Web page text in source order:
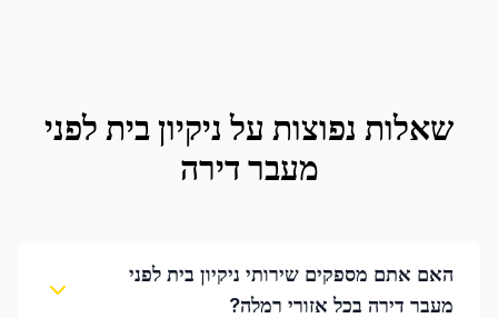
שאלות נפוצות על ניקיון בית לפני
מעבר דירה
האם אתם מספקים שירותי ניקיון בית לפני
מעבר דירה בכל אזורי רמלה?